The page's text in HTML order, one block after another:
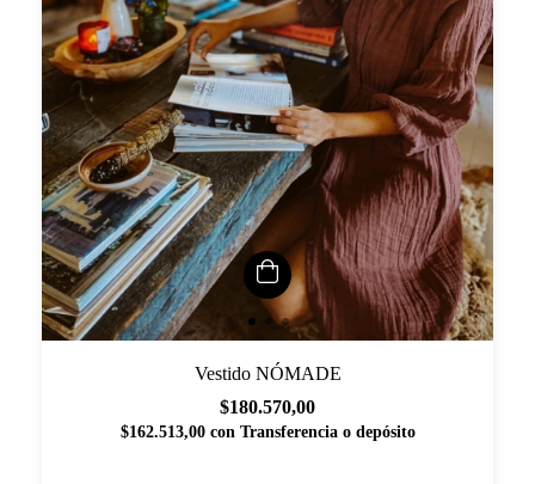
Vestido NÓMADE
$180.570,00
$162.513,00 con Transferencia o depósito